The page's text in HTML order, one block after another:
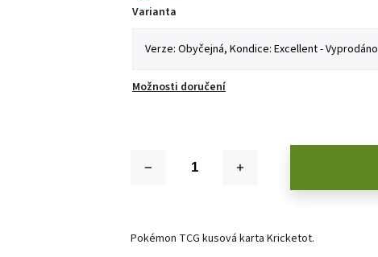
Varianta
Možnosti doručení
Pokémon TCG kusová karta Kricketot.